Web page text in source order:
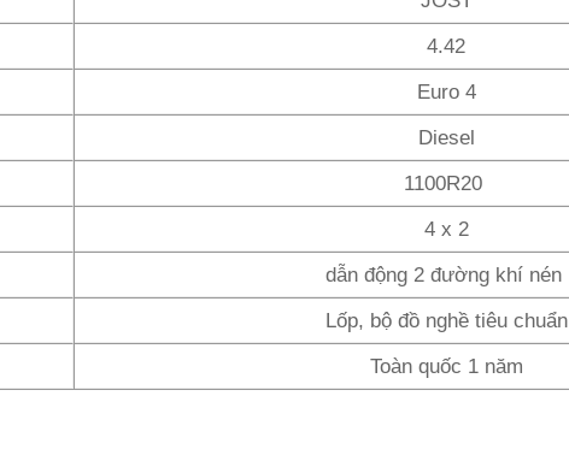
4.42
Euro 4
Diesel
1100R20
4 x 2
dẫn động 2 đường khí nén
Lốp, bộ đồ nghề tiêu chuẩn
Toàn quốc 1 năm